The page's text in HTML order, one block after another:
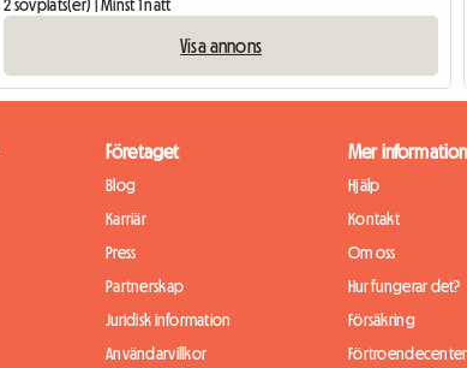
2 sovplats(er) | Minst 1 natt
Visa annons
Företaget
Blog
Karriär
Press
Partnerskap
Juridisk information
Användarvillkor
Mer information
Hjälp
Kontakt
Om oss
Hur fungerar det?
Försäkring
Förtroendecenter